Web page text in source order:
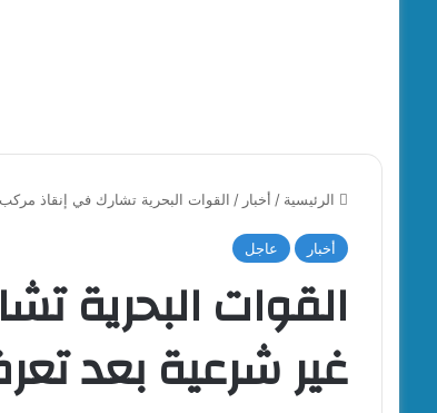
الرئيسية / أخبار / القوات البحرية تشارك في إنقاذ
أخبار عاجل
القوات البحرية
غير شرعية بعد